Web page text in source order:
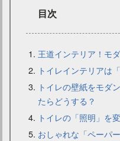
トイレの照明をアレンジ！
目次
王道インテリア！モ
トイレインテリアは
トイレの壁紙をモダ
たらどうする？
トイレの「照明」を
おしゃれな「ペーパ